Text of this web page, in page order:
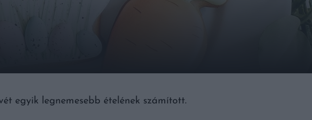
egyik legnemesebb ételének számított.